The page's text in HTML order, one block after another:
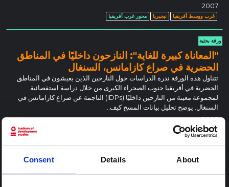
Consent Details About
2007
غرب ووسط أفريقيا نيجيريا محور غرب أفريقيا
ورقة بحثية
"المعاناة كبيرة للغاية": النازحون داخليًا في المناطق
الحضرية في صراع كازامانس، السنغال
تتناول هذه الورقة ندرة الدراسات حول النازحين الذين يعيشون في المناطق
الحضرية في أفريقيا جنوب الصحراء الكبرى من خلال دراسة استقصائية
لمجموعة معينة من النازحين داخليًا (IDPs) الناجمة عن صراع كازامانس في
السنغال. يوضح تحليل بيانات المسح كيف…
2007
صراع غرب ووسط أفريقيا
وجهات نظر حول شلل الأطفال والتحصين في شمال